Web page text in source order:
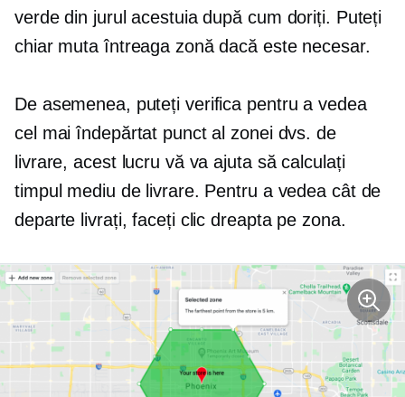
verde din jurul acestuia după cum doriți. Puteți
chiar muta întreaga zonă dacă este necesar.
De asemenea, puteți verifica pentru a vedea
cel mai îndepărtat punct al zonei dvs. de
livrare, acest lucru vă va ajuta să calculați
timpul mediu de livrare. Pentru a vedea cât de
departe livrați,faceți clic dreaptape zona.